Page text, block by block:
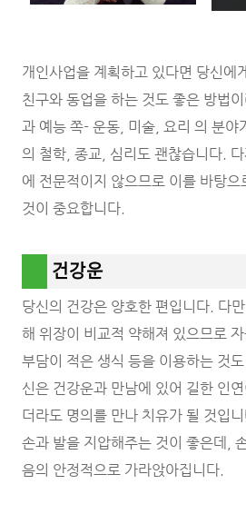
개인사업을 계획하고 있다면 당신에
친구와 동업을 하는 것도 좋은 방법
과 예능 쪽- 운동, 미술, 요리 의 분야
의 철학, 종교, 심리도 괜찮습니다.
에 전문적이지 않으므로 이를 바탕
것이 중요합니다.
건강운
당신의 건강은 양호한 편입니다. 다
해 위장이 비교적 약해져 있으므로
부담이 적은 생식 등을 이용하는 것
신은 건강운과 만남에 있어 길한 인
더라도 명의를 만나 치유가 될 것입
손과 발을 지압해주는 것이 좋은데,
음의 안정적으로 가라앉아집니다.